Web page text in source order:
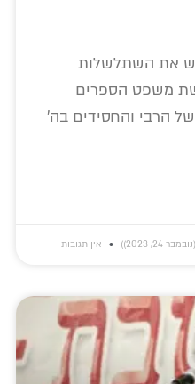
את השתלשלות
משפט הספרים
הרבי והחסידים בה'
2023)) אין תגובות